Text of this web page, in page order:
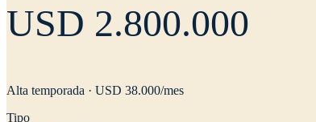
USD 2.800.000
Alta temporada · USD 38.000/mes
Tipo